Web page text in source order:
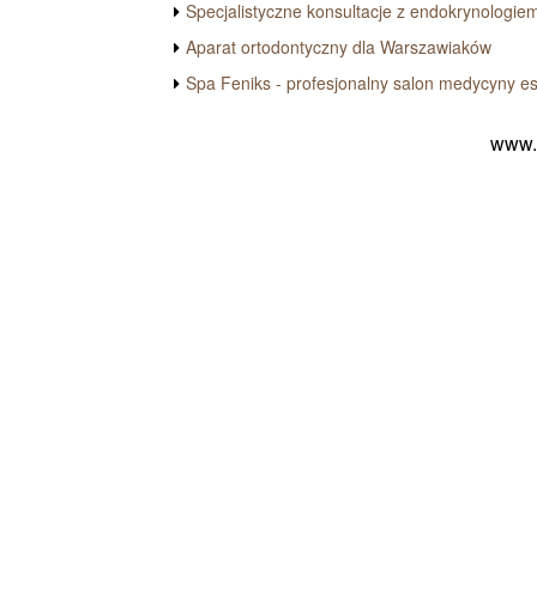
Specjalistyczne konsultacje z
Aparat ortodontyczny dla Warszawiaków
Spa Feniks - profesjonalny salon medycyny